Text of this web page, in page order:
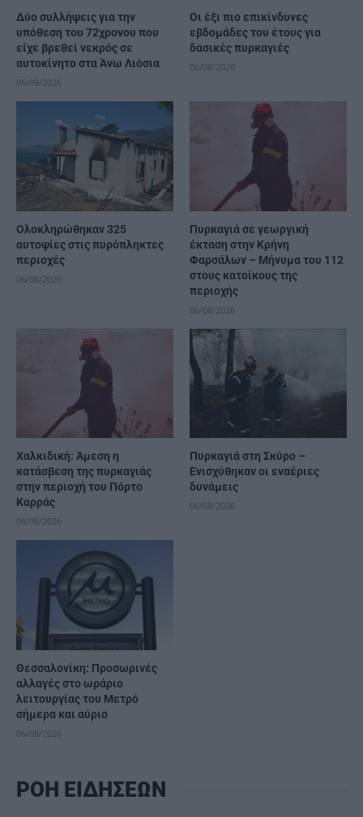
Δύο συλλήψεις για την
υπόθεση του 72χρονου που
είχε βρεθεί νεκρός σε
αυτοκίνητο στα Άνω Λιόσια
06/08/2026
Οι έξι πιο επικίνδυνες
εβδομάδες του έτους για
δασικές πυρκαγιές
06/08/2026
Ολοκληρώθηκαν 325
αυτοψίες στις πυρόπληκτες
περιοχές
06/08/2026
Πυρκαγιά σε γεωργική
έκταση στην Κρήνη
Φαρσάλων – Μήνυμα του 112
στους κατοίκους της
περιοχής
06/08/2026
Χαλκιδική: Άμεση η
κατάσβεση της πυρκαγιάς
στην περιοχή του Πόρτο
Καρράς
06/08/2026
Πυρκαγιά στη Σκύρο –
Ενισχύθηκαν οι εναέριες
δυνάμεις
06/08/2026
Θεσσαλονίκη: Προσωρινές
αλλαγές στο ωράριο
λειτουργίας του Μετρό
σήμερα και αύριο
06/08/2026
ΡΟΗ ΕΙΔΗΣΕΩΝ